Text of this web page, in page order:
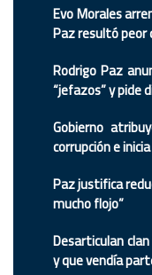
Evo Morales
Paz resultó peor
Rodrigo Paz
“jefazos” y pide
Gobierno
corrupción e
Paz justifica
mucho flojo”
Desarticulan
y que vendía